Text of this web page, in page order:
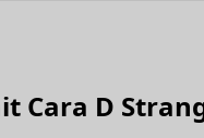
Cara D